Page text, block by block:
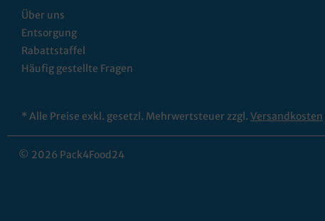
Über uns
Entsorgung
Rabattstaffel
Häufig gestellte Fragen
* Alle Preise exkl. gesetzl. Mehrwertsteuer zzgl. Versandkosten
© 2026 Pack4Food24